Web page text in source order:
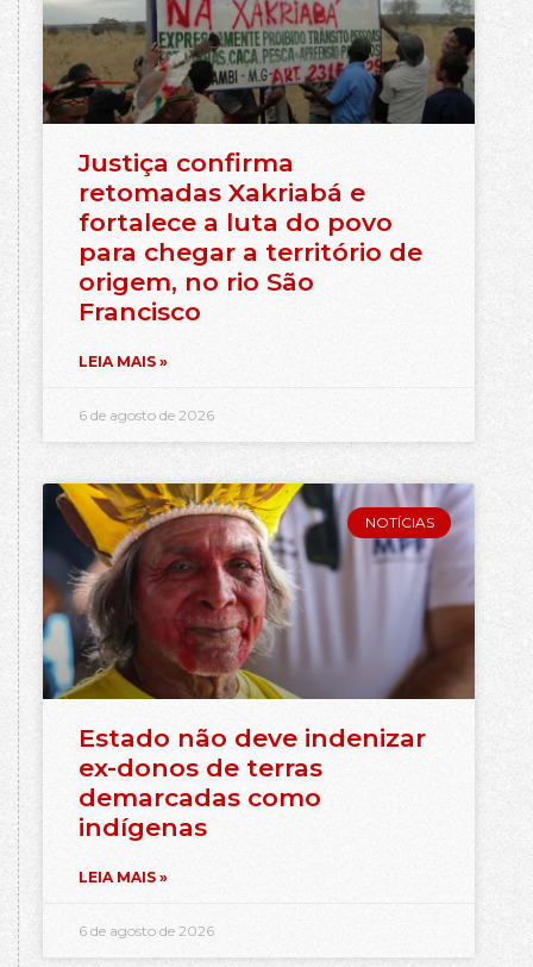
Justiça confirma
retomadas Xakriabá e
fortalece a luta do povo
para chegar a território de
origem, no rio São
Francisco
LEIA MAIS »
6 de agosto de 2026
NOTÍCIAS
Estado não deve indenizar
ex-donos de terras
demarcadas como
indígenas
LEIA MAIS »
6 de agosto de 2026